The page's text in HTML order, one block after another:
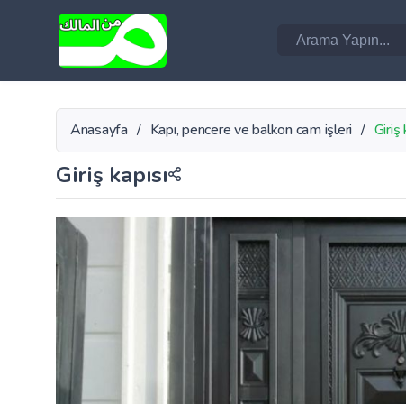
Anasayfa / Kapı, pencere ve balkon cam işleri / Giriş
Giriş kapısı